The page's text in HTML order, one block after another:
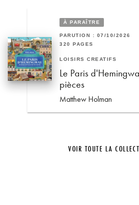
À PARAÎTRE
PARUTION : 07/10/2026
320 PAGES
LOISIRS CRÉATIFS
Le Paris
pièces
Matthew Holman
VOIR TOUTE LA